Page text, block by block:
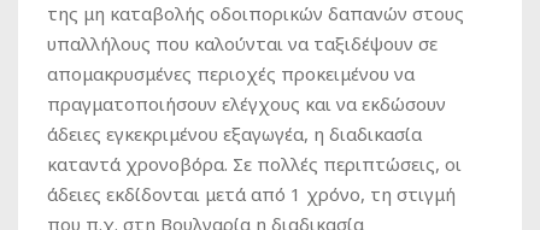
της μη καταβολής οδοιπορικών δαπανών στους
υπαλλήλους που καλούνται να ταξιδέψουν σε
απομακρυσμένες περιοχές προκειμένου να
πραγματοποιήσουν ελέγχους και να εκδώσουν
άδειες εγκεκριμένου εξαγωγέα, η διαδικασία
καταντά χρονοβόρα. Σε πολλές περιπτώσεις, οι
άδειες εκδίδονται μετά από 1 χρόνο, τη στιγμή
που π.χ. στη Βουλγαρία η διαδικασία